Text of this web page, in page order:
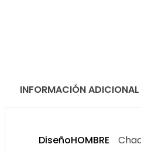
INFORMACIÓN ADICIONAL
DiseñoHOMBRE